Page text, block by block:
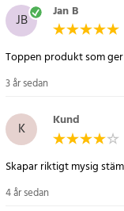
JB Jan B
Toppen produkt som
3 år sedan
K Kund
Skapar riktigt mysig
4 år sedan